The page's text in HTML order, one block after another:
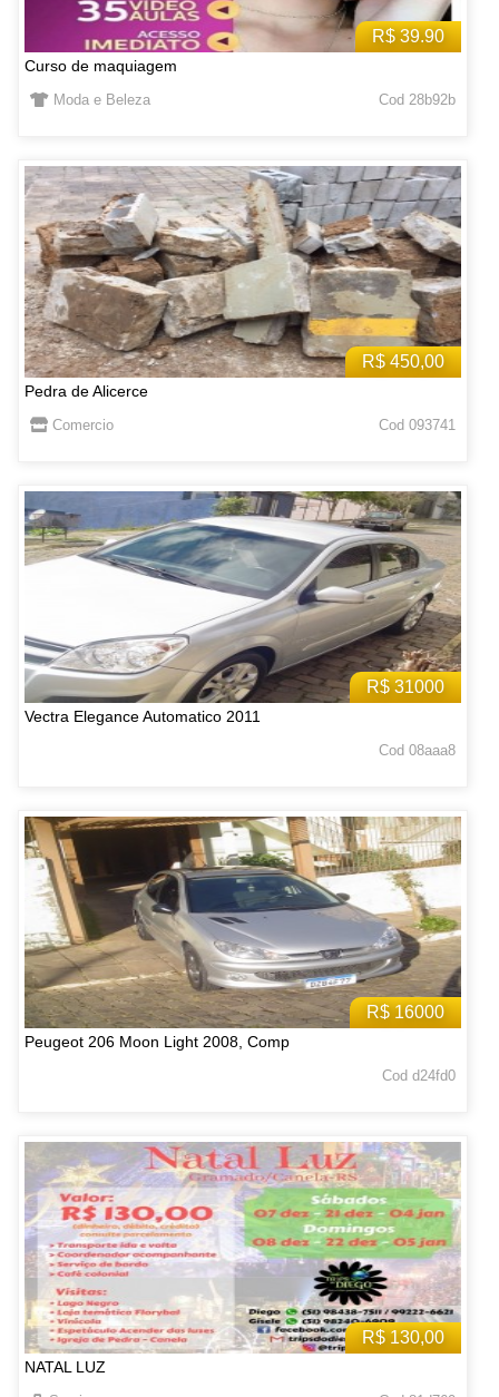
R$ 39.90
Curso de maquiagem
Moda e Beleza Cod 28b92b
R$ 450,00
Pedra de Alicerce
Comercio Cod 093741
R$ 31000
Vectra Elegance Automatico 2011
Cod 08aaa8
R$ 16000
Peugeot 206 Moon Light 2008, Comp
Cod d24fd0
R$ 130,00
NATAL LUZ